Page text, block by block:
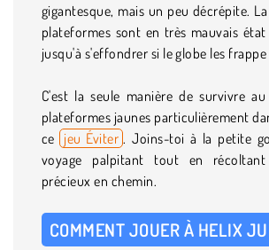
gigantesque, mais un peu décrépite.
plateformes sont en très mauvais
jusqu'à s'effondrer si le globe les frappe
C'est la seule manière de survivre
plateformes jaunes particulièrement
ce jeu Éviter . Joins-toi à la petite
voyage palpitant tout en
précieux en chemin.
COMMENT JOUER À HELIX